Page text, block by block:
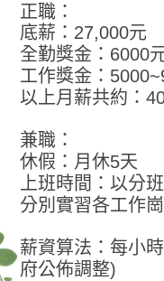
正職：
底薪：27,000元
全勤獎金：6000
工作獎金：
以上月薪共約：
兼職：
休假：月休5天
上班時間：以分
分別實習各工作崗
薪資算法：每小
府公佈調整)